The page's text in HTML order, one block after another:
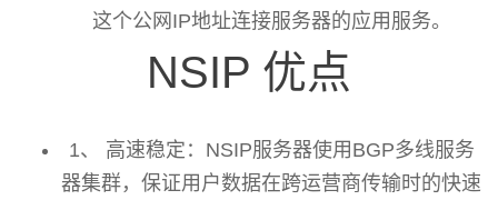
这个公网IP地址连接服务器的应用服务。
NSIP 优点
1、 高速稳定：NSIP服务器使用BGP多线服务
器集群，保证用户数据在跨运营商传输时的快速